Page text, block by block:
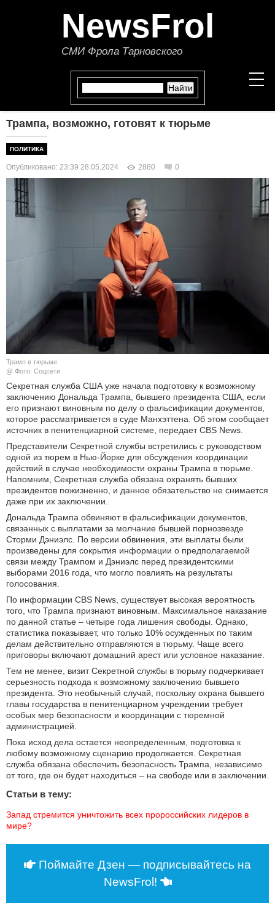
NewsFrol
СМИ Фрола Тарновского
ЭКОНОМИКА
В МИРЕ
ОБЩЕСТВО
КУЛЬТУРА
СПОРТ
ШОУ-БИЗНЕС
АВТО И МОТО
БЛОГ
Трампа, возможно, готовят к тюрьме
ПОЛИТИКА
Опубликовано: 23:39 28.05.2024 2880 0
Трамп в тюрьме
@ Фото: Соцсети
Секретная служба США уже начала подготовку к возможному
заключению Дональда Трампа, бывшего президента США, если
его признают виновным по делу о фальсификации документов,
которое рассматривается в суде Манхэттена. Об этом сообщает
источник в пенитенциарной системе, передает CBS News.
Представители Секретной службы встретились с руководством
одной из тюрем в Нью-Йорке для обсуждения координации
действий в случае необходимости охраны Трампа в тюрьме.
Напомним, Секретная служба обязана охранять бывших
президентов пожизненно, и данное обязательство не снимается
даже при их заключении.
Дональда Трампа обвиняют в фальсификации документов,
связанных с выплатами за молчание бывшей порнозвезде
Сторми Дэниэлс. По версии обвинения, эти выплаты были
произведены для сокрытия информации о предполагаемой
связи между Трампом и Дэниэлс перед президентскими
выборами 2016 года, что могло повлиять на результаты
голосования.
По информации CBS News, существует высокая вероятность
того, что Трампа признают виновным. Максимальное наказание
по данной статье – четыре года лишения свободы. Однако,
статистика показывает, что только 10% осужденных по таким
делам действительно отправляются в тюрьму. Чаще всего
приговоры включают домашний арест или условное наказание.
Тем не менее, визит Секретной службы в тюрьму подчеркивает
серьезность подхода к возможному заключению бывшего
президента. Это необычный случай, поскольку охрана бывшего
главы государства в пенитенциарном учреждении требует
особых мер безопасности и координации с тюремной
администрацией.
Пока исход дела остается неопределенным, подготовка к
любому возможному сценарию продолжается. Секретная
служба обязана обеспечить безопасность Трампа, независимо
от того, где он будет находиться – на свободе или в заключении.
Статьи в тему:
Запад стремится уничтожить всех пророссийских лидеров в
мире?
Поймайте Дзен — подписывайтесь на
NewsFrol!